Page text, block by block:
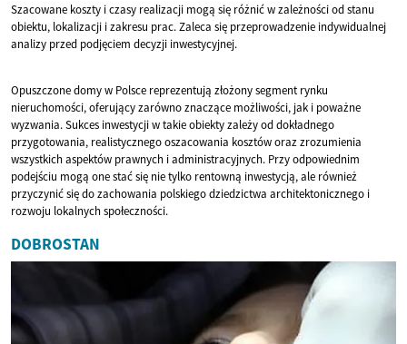
Szacowane koszty i czasy realizacji mogą się różnić w zależności od stanu
obiektu, lokalizacji i zakresu prac. Zaleca się przeprowadzenie indywidualnej
analizy przed podjęciem decyzji inwestycyjnej.
Opuszczone domy w Polsce reprezentują złożony segment rynku
nieruchomości, oferujący zarówno znaczące możliwości, jak i poważne
wyzwania. Sukces inwestycji w takie obiekty zależy od dokładnego
przygotowania, realistycznego oszacowania kosztów oraz zrozumienia
wszystkich aspektów prawnych i administracyjnych. Przy odpowiednim
podejściu mogą one stać się nie tylko rentowną inwestycją, ale również
przyczynić się do zachowania polskiego dziedzictwa architektonicznego i
rozwoju lokalnych społeczności.
DOBROSTAN